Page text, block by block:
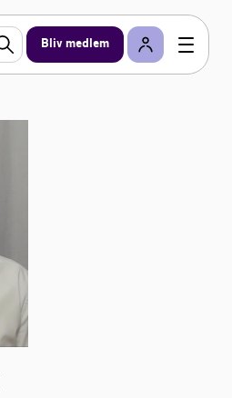
Bliv medlem